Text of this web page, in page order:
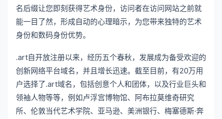
名后缀让您即刻获得艺术身份，访问者在访问网站之前就
能一目了然，形成自动的心理暗示，为您带来独特的艺术
身份和数码身份优势。
.art自开放注册以来，经历五个春秋，发展成为备受欢迎的
创新网络平台域名，并且增长迅速。截至目前，有20万用
户选择了.art域名，包括创意个人和团体，以及行业巨头和
领袖人物等等，例如卢浮宫博物馆、阿布拉莫维奇研究
所、伦敦当代艺术学院、亚马逊、美洲银行、梅塞德斯·奔